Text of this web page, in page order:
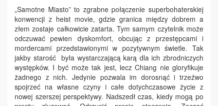
„Samotne Miasto” to zgrabne połączenie superbohaterskiej
konwencji z heist movie, gdzie granica między dobrem a
złem zostaje całkowicie zatarta. Tym samym czytelnik może
odczuwać pewien dyskomfort, obcując z przestępcami i
mordercami przedstawionymi w pozytywnym świetle. Tak
jakby starość była wystarczającą karą dla ich zbrodniczych
występków. I być może tak jest, lecz Chiang nie gloryfikuje
żadnego z nich. Jedynie pozwala im dorosnąć i trzeźwo
spojrzeć na własne czyny i całe dotychczasowe życie z
nowej szerszej perspektywy. Nadszedł czas, kiedy mogą po